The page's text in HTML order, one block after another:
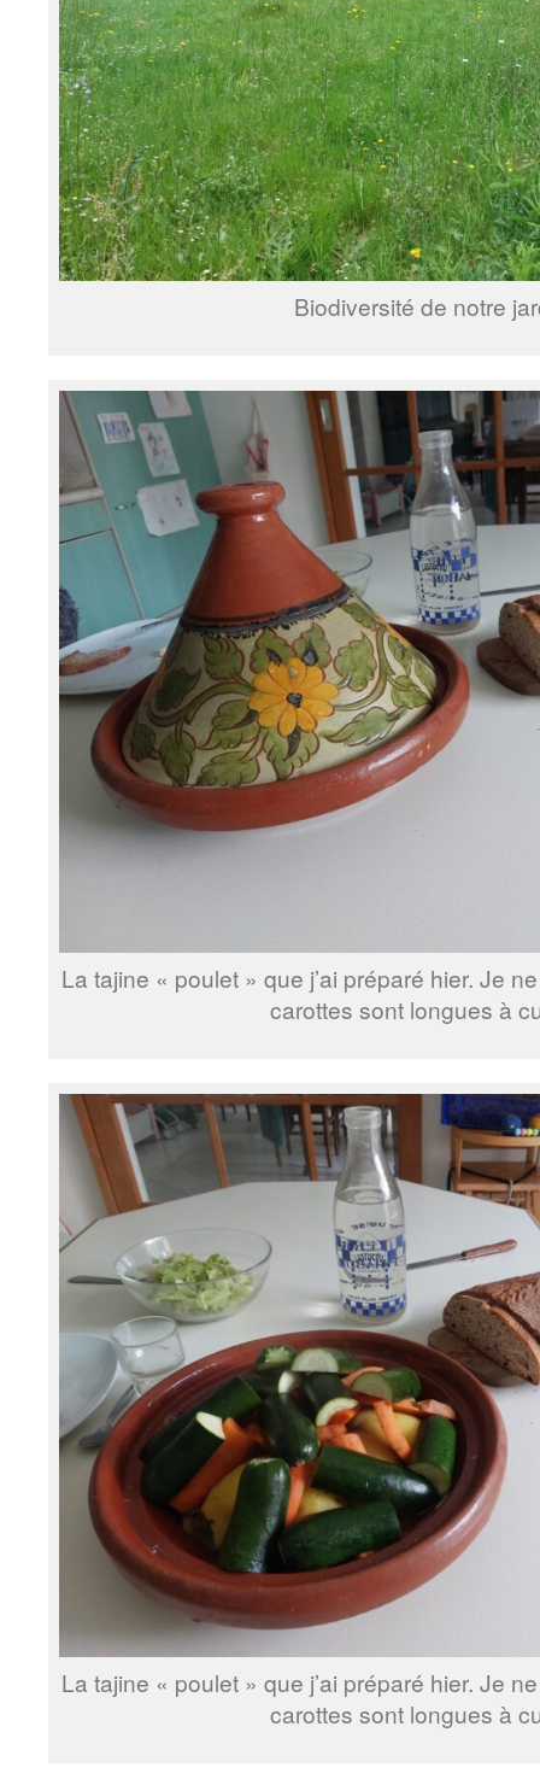
Biodiversité de notre
La tajine « poulet » que j’ai préparé hier. Je
carottes sont longues à
La tajine « poulet » que j’ai préparé hier. Je
carottes sont longues à